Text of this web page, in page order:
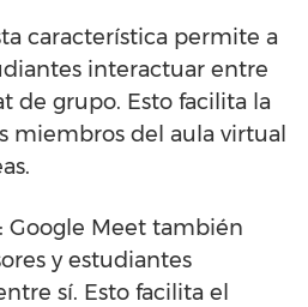
característica permite a
interactuar entre
de grupo. Esto facilita la
miembros del aula virtual
Google Meet también
y estudiantes
sí. Esto facilita el